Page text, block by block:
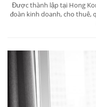
Được thành lập tại Hong
đoàn kinh doanh, cho thuê,